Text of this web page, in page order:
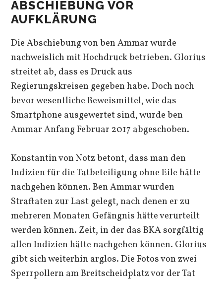
ABSCHIEBUNG VOR
AUFKLÄRUNG
Die Abschiebung von ben Ammar wurde
nachweislich mit Hochdruck betrieben. Glorius
streitet ab, dass es Druck aus
Regierungskreisen gegeben habe. Doch noch
bevor wesentliche Beweismittel, wie das
Smartphone ausgewertet sind, wurde ben
Ammar Anfang Februar 2017 abgeschoben.
Konstantin von Notz betont, dass man den
Indizien für die Tatbeteiligung ohne Eile hätte
nachgehen können. Ben Ammar wurden
Straftaten zur Last gelegt, nach denen er zu
mehreren Monaten Gefängnis hätte verurteilt
werden können. Zeit, in der das BKA sorgfältig
allen Indizien hätte nachgehen können. Glorius
gibt sich weiterhin arglos. Die Fotos von zwei
Sperrpollern am Breitscheidplatz vor der Tat